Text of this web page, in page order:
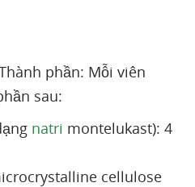
phần: Mỗi viên
sau:
natri montelukast): 4
cellulose